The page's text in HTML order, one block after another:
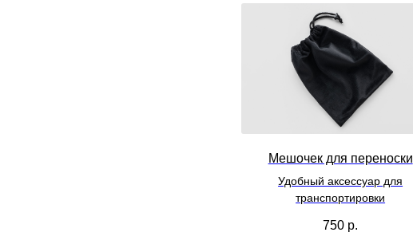
Мешочек для переноски
Удобный аксессуар для
транспортировки
750 р.